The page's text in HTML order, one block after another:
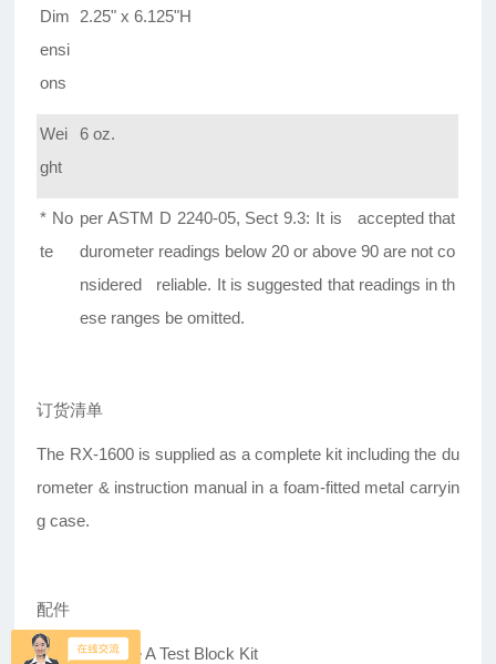
Dim
ensi
ons
2.25" x 6.125"H
Wei
ght
6 oz.
* No
te
per ASTM D 2240-05, Sect 9.3: It is accepted that
durometer readings below 20 or above 90 are not co
nsidered reliable. It is suggested that readings in th
ese ranges be omitted.
订货清单
The RX-1600 is supplied as a complete kit including the du
rometer & instruction manual in a foam-fitted metal carryin
g case.
配件
TBKC-A Type A Test Block Kit